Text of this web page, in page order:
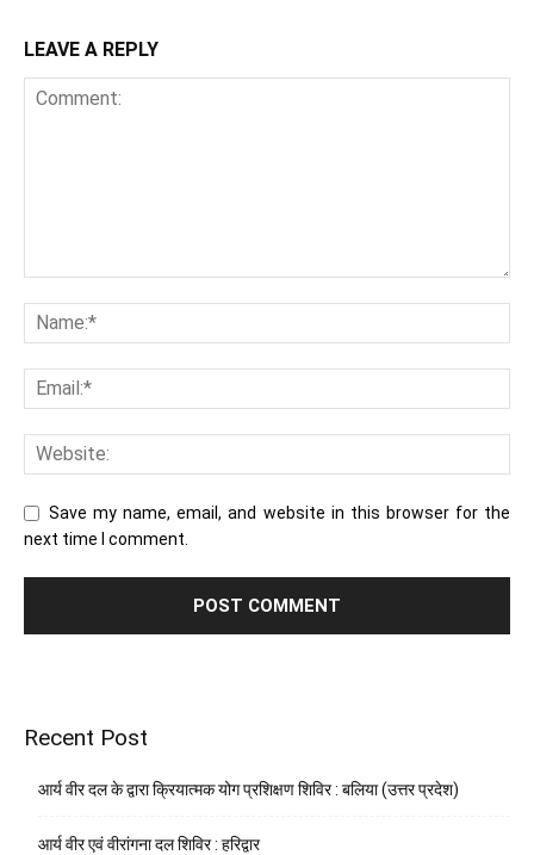
LEAVE A REPLY
Save my name, email, and website in this browser for the
next time I comment.
Recent Post
आर्य वीर दल के द्वारा क्रियात्मक योग प्रशिक्षण शिविर : बलिया (उत्तर प्रदेश)
आर्य वीर एवं वीरांगना दल शिविर : हरिद्वार